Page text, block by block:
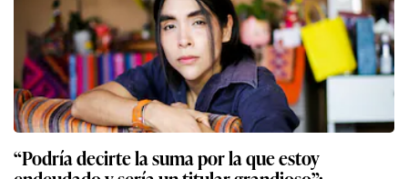
“Podría decirte la suma por la que estoy